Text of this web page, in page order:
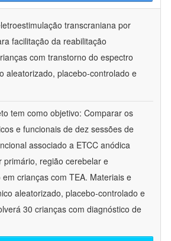
transcraniana por
facilitação da reabilitação
com transtorno do espectro
aleatorizado, placebo-controlado e
tem como objetivo: Comparar os
e funcionais de dez sessões de
associado a ETCC anódica
primário, região cerebelar e
crianças com TEA. Materiais e
aleatorizado, placebo-controlado e
30 crianças com diagnóstico de